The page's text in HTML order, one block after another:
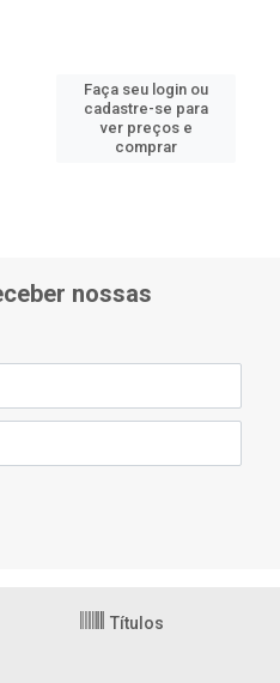
Faça seu login ou
cadastre-se para
ver preços e
comprar
nossas
Títulos